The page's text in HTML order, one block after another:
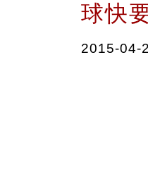
球快
2015-04-